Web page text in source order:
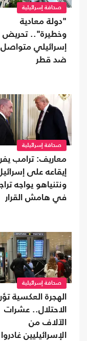
صحافة إسرائيلية
"دولة معادية
وخطيرة".. تحريض
إسرائيلي متواصل
ضد قطر
صحافة إسرائيلية
معاريف: ترامب
إيقاعه على
ونتنياهو يواجه
في هامش القرار
صحافة إسرائيلية
الهجرة العكسية
الاحتلال.. عشرات
الآلاف من
الإسرائيليين غادروا